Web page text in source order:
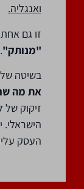
ואנגליה.
זו גם
"מנותק".
בשיטה
את מה
הישראלי.
העסק